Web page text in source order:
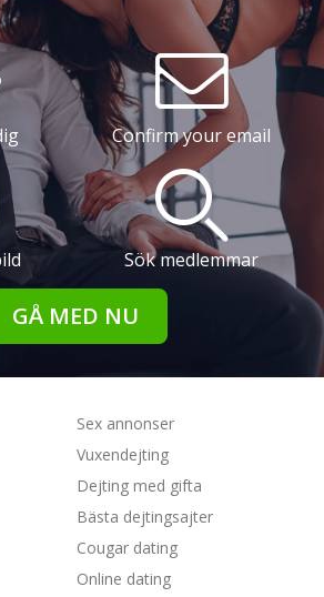
Confirm your email
Sök medlemmar
GÅ MED NU
Sex annonser
Vuxendejting
Dejting med gifta
Bästa dejtingsajter
Cougar dating
Online dating